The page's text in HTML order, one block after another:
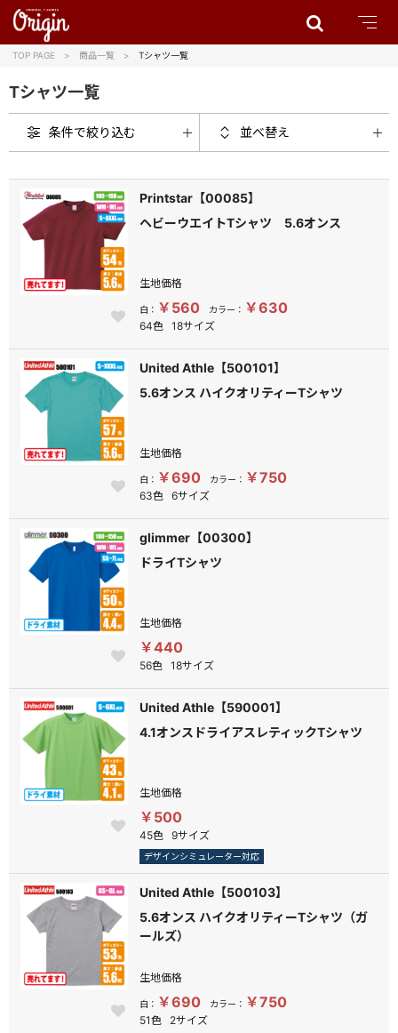
TOP PAGE 商品一覧 Tシャツ一覧
Tシャツ一覧
条件で絞り込む 並べ替え
Printstar【00085】
ヘビーウエイトTシャツ 5.6オンス
生地価格
白： ￥560 カラー： ￥630
64色 18サイズ
United Athle【500101】
5.6オンス ハイクオリティーTシャツ
生地価格
白： ￥690 カラー： ￥750
63色 6サイズ
glimmer【00300】
ドライTシャツ
生地価格
￥440
56色 18サイズ
United Athle【590001】
4.1オンスドライアスレティックTシャツ
生地価格
￥500
45色 9サイズ
デザインシミュレーター対応
United Athle【500103】
5.6オンス ハイクオリティーTシャツ（ガ
ールズ）
生地価格
白： ￥690 カラー： ￥750
51色 2サイズ